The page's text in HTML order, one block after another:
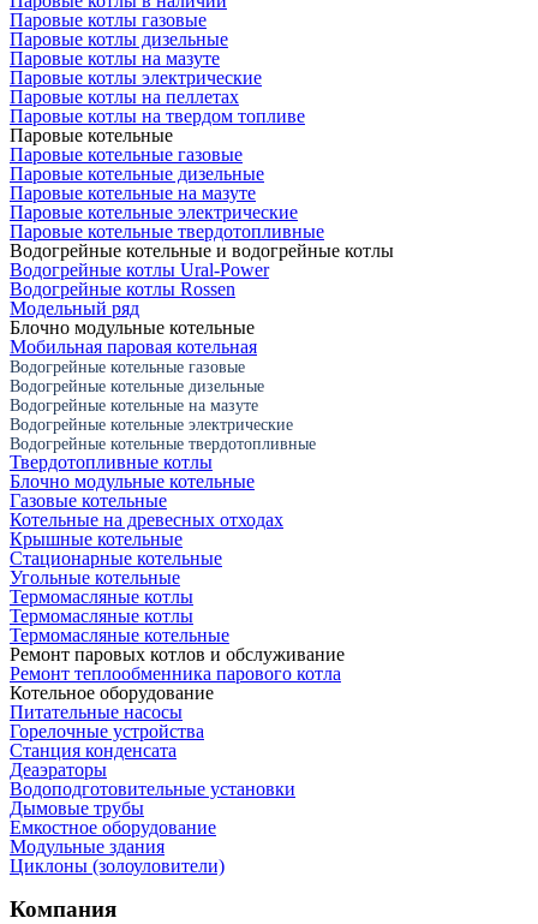
Паровые котлы газовые
Паровые котлы дизельные
Паровые котлы на мазуте
Паровые котлы электрические
Паровые котлы на пеллетах
Паровые котлы на твердом топливе
Паровые котельные
Паровые котельные газовые
Паровые котельные дизельные
Паровые котельные на мазуте
Паровые котельные электрические
Паровые котельные твердотопливные
Водогрейные котельные и водогрейные котлы
Водогрейные котлы Ural-Power
Водогрейные котлы Rossen
Модельный ряд
Блочно модульные котельные
Мобильная паровая котельная
Водогрейные котельные газовые
Водогрейные котельные дизельные
Водогрейные котельные на мазуте
Водогрейные котельные электрические
Водогрейные котельные твердотопливные
Твердотопливные котлы
Блочно модульные котельные
Газовые котельные
Котельные на древесных отходах
Крышные котельные
Стационарные котельные
Угольные котельные
Термомасляные котлы
Термомасляные котлы
Термомасляные котельные
Ремонт паровых котлов и обслуживание
Ремонт теплообменника парового котла
Котельное оборудование
Питательные насосы
Горелочные устройства
Станция конденсата
Деаэраторы
Водоподготовительные установки
Дымовые трубы
Емкостное оборудование
Mодульные здания
Циклоны (золоуловители)
Компания